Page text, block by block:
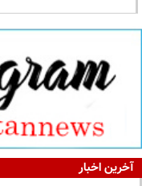
آخرین اخبار